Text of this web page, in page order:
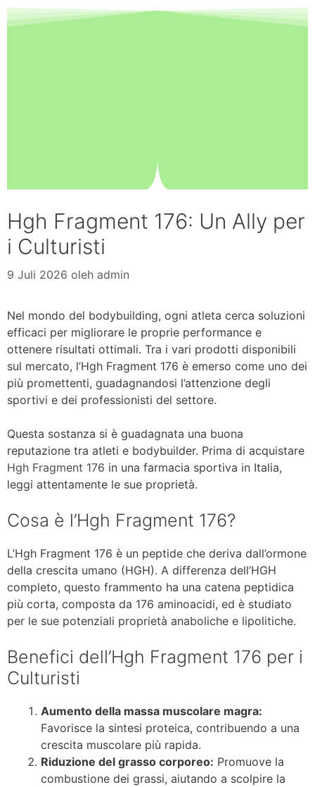
Hgh Fragment 176: Un Ally per
i Culturisti
9 Juli 2026 oleh admin
Nel mondo del bodybuilding, ogni atleta cerca soluzioni
efficaci per migliorare le proprie performance e
ottenere risultati ottimali. Tra i vari prodotti disponibili
sul mercato, l’Hgh Fragment 176 è emerso come uno dei
più promettenti, guadagnandosi l’attenzione degli
sportivi e dei professionisti del settore.
Questa sostanza si è guadagnata una buona
reputazione tra atleti e bodybuilder. Prima di acquistare
Hgh Fragment 176 in una farmacia sportiva in Italia,
leggi attentamente le sue proprietà.
Cosa è l’Hgh Fragment 176?
L’Hgh Fragment 176 è un peptide che deriva dall’ormone
della crescita umano (HGH). A differenza dell’HGH
completo, questo frammento ha una catena peptidica
più corta, composta da 176 aminoacidi, ed è studiato
per le sue potenziali proprietà anaboliche e lipolitiche.
Benefici dell’Hgh Fragment 176 per i
Culturisti
Aumento della massa muscolare magra:
Favorisce la sintesi proteica, contribuendo a una
crescita muscolare più rapida.
Riduzione del grasso corporeo: Promuove la
combustione dei grassi, aiutando a scolpire la